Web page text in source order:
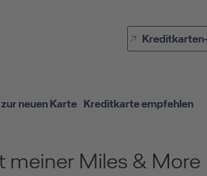
Direkt zur Suche (Enter drücken)
zum Hauptinhalt (Enter drücken)
neuen Karte Kreditkarte empfehlen
Miles &